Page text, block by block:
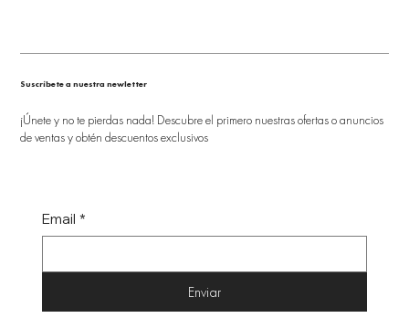
Suscríbete a nuestra newletter
¡Únete y no te pierdas nada! Descubre el primero nuestras ofertas o anuncios
de ventas y obtén descuentos exclusivos
Email *
Enviar